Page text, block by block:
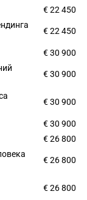
€ 22 450
€ 22 450
€ 30 900
€ 30 900
€ 30 900
€ 30 900
€ 26 800
€ 26 800
€ 26 800